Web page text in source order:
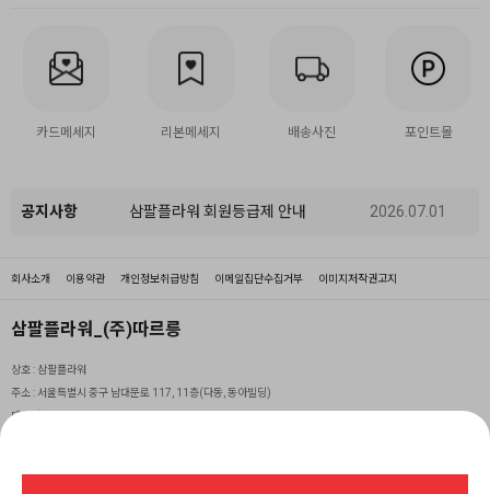
카드메세지 리본메세지 배송사진 포인트몰
공지사항 삼팔플라워 회원등급제 안내 2026.07.01
회사소개 이용약관 개인정보취급방침 이메일집단수집거부 이미지저작권고지
삼팔플라워_(주)따르릉
상호 : 삼팔플라워
주소 :서울특별시 중구 남대문로 117, 11층(다동, 동아빌딩)
대표번호 :